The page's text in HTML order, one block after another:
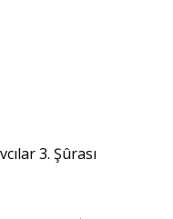
3. Şûrası